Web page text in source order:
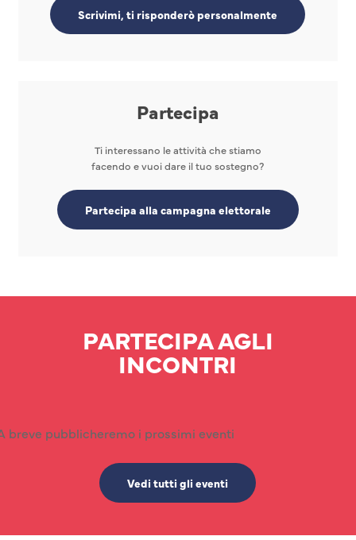
Scrivimi, ti risponderò personalmente
Partecipa
Ti interessano le attività che stiamo
facendo e vuoi dare il tuo sostegno?
Partecipa alla campagna elettorale
PARTECIPA AGLI
INCONTRI
breve pubblicheremo i prossimi eventi
Vedi tutti gli eventi